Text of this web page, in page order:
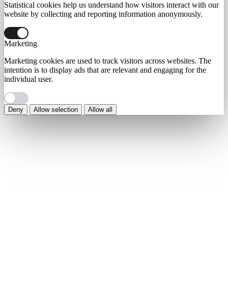
Statistical cookies help us understand how visitors interact with our
website by collecting and reporting information anonymously.
Marketing
Marketing cookies are used to track visitors across websites. The
intention is to display ads that are relevant and engaging for the
individual user.
Deny Allow selection Allow all